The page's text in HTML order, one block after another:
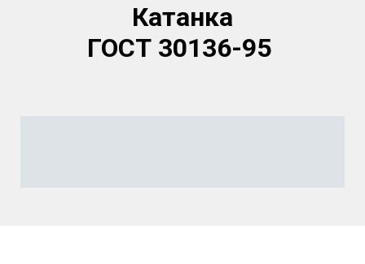
Катанка
ГОСТ 30136-95